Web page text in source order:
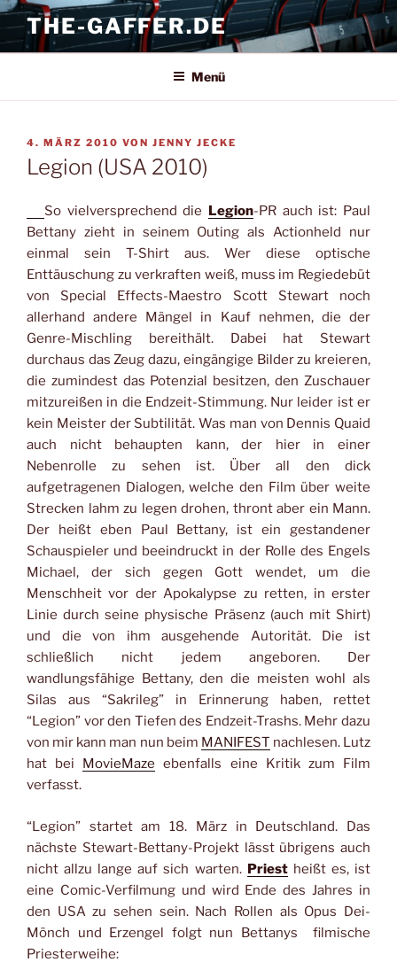
Zum
Inhalt
springen
THE-GAFFER.DE
Menü
VERÖFFENTLICHT
AM
4. MÄRZ 2010 VON JENNY JECKE
Legion (USA 2010)
So vielversprechend die Legion-PR auch ist: Paul
Bettany zieht in seinem Outing als Actionheld nur
einmal sein T-Shirt aus. Wer diese optische
Enttäuschung zu verkraften weiß, muss im Regiedebüt
von Special Effects-Maestro Scott Stewart noch
allerhand andere Mängel in Kauf nehmen, die der
Genre-Mischling bereithält. Dabei hat Stewart
durchaus das Zeug dazu, eingängige Bilder zu kreieren,
die zumindest das Potenzial besitzen, den Zuschauer
mitzureißen in die Endzeit-Stimmung. Nur leider ist er
kein Meister der Subtilität. Was man von Dennis Quaid
auch nicht behaupten kann, der hier in einer
Nebenrolle zu sehen ist. Über all den dick
aufgetragenen Dialogen, welche den Film über weite
Strecken lahm zu legen drohen, thront aber ein Mann.
Der heißt eben Paul Bettany, ist ein gestandener
Schauspieler und beeindruckt in der Rolle des Engels
Michael, der sich gegen Gott wendet, um die
Menschheit vor der Apokalypse zu retten, in erster
Linie durch seine physische Präsenz (auch mit Shirt)
und die von ihm ausgehende Autorität. Die ist
schließlich nicht jedem angeboren. Der
wandlungsfähige Bettany, den die meisten wohl als
Silas aus “Sakrileg” in Erinnerung haben, rettet
“Legion” vor den Tiefen des Endzeit-Trashs. Mehr dazu
von mir kann man nun beim MANIFEST nachlesen. Lutz
hat bei MovieMaze ebenfalls eine Kritik zum Film
verfasst.
“Legion” startet am 18. März in Deutschland. Das
nächste Stewart-Bettany-Projekt lässt übrigens auch
nicht allzu lange auf sich warten. Priestheißt es, ist
eine Comic-Verfilmung und wird Ende des Jahres in
den USA zu sehen sein. Nach Rollen als Opus Dei-
Mönch und Erzengel folgt nun Bettanys filmische
Priesterweihe: